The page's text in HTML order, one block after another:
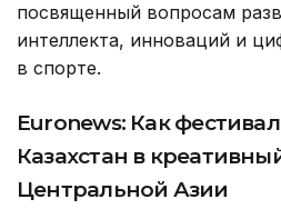
посвященный вопросам
интеллекта, инноваций и
в спорте.
Euronews: Как
Казахстан в
Центральной Азии